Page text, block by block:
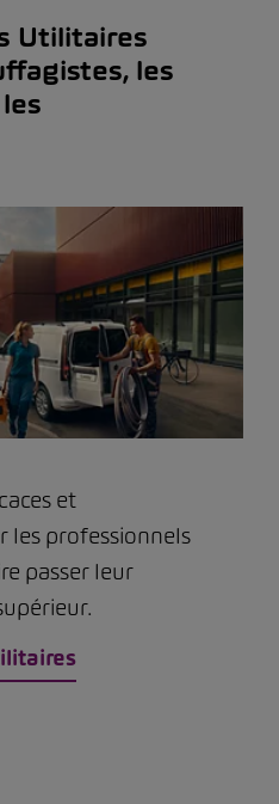
Utilitaires
les
et
les professionnels
passer leur